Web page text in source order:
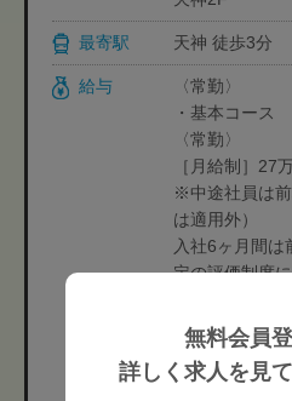
最寄駅 天神 徒歩3分
給与
〈常勤〉
・基本コース
〈常勤〉
［月給制］27
※中途社員は
は適用外）
入社6ヶ月間
定の評価制度
※経験や状況
［入社半年以
月10日休
無料会員
詳しく求人を見